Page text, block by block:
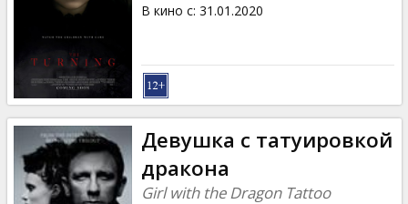
В кино с: 31.01.2020
Девушка с татуировкой
дракона
Girl with the Dragon Tattoo